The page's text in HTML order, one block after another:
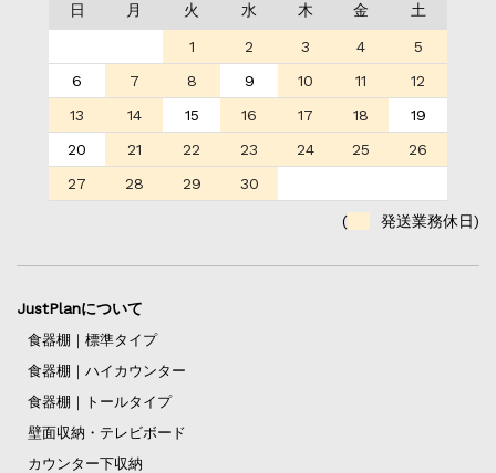
日 月 火 水 木 金 土
1 2 3 4
5
6
7 8 9 10 11
12
13
14 15 16 17 18
19
20
21 22 23 24 25
26
27
28 29 30
( 発送業務休日)
JustPlanについて
食器棚｜標準タイプ
食器棚｜ハイカウンター
食器棚｜トールタイプ
壁面収納・テレビボード
カウンター下収納